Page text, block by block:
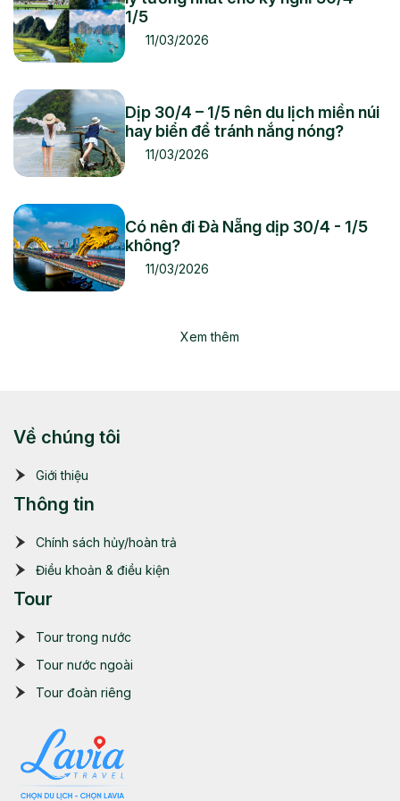
hiện thực. Du lịch không chỉ là điểm đến, mà còn là hành
trình trải nghiệm cuộc sống trọn vẹn hơn.
1/5
11/03/2026
Dịp 30/4 – 1/5 nên du lịch miền núi
hay biển để tránh nắng nóng?
11/03/2026
Có nên đi Đà Nẵng dịp 30/4 - 1/5
không?
11/03/2026
Xem thêm
Tour
Tour trong nước
Tour nước ngoài
Tour đoàn riêng
Thông tin
Chính sách hủy/hoàn trả
Điều khoản & điều kiện
Về chúng tôi
Giới thiệu